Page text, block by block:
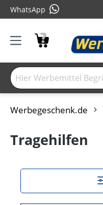
WhatsApp
Werbegeschenk.de
Tragehilfen